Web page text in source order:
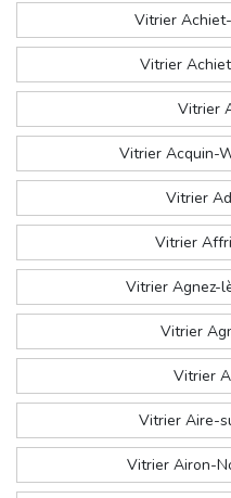
Vitrier
Vitrier
Vitrier
Vitrier Acquin-
Vitrier
Vitrier
Vitrier Agnez-
Vitrier
Vitrier
Vitrier Aire-
Vitrier Airon-